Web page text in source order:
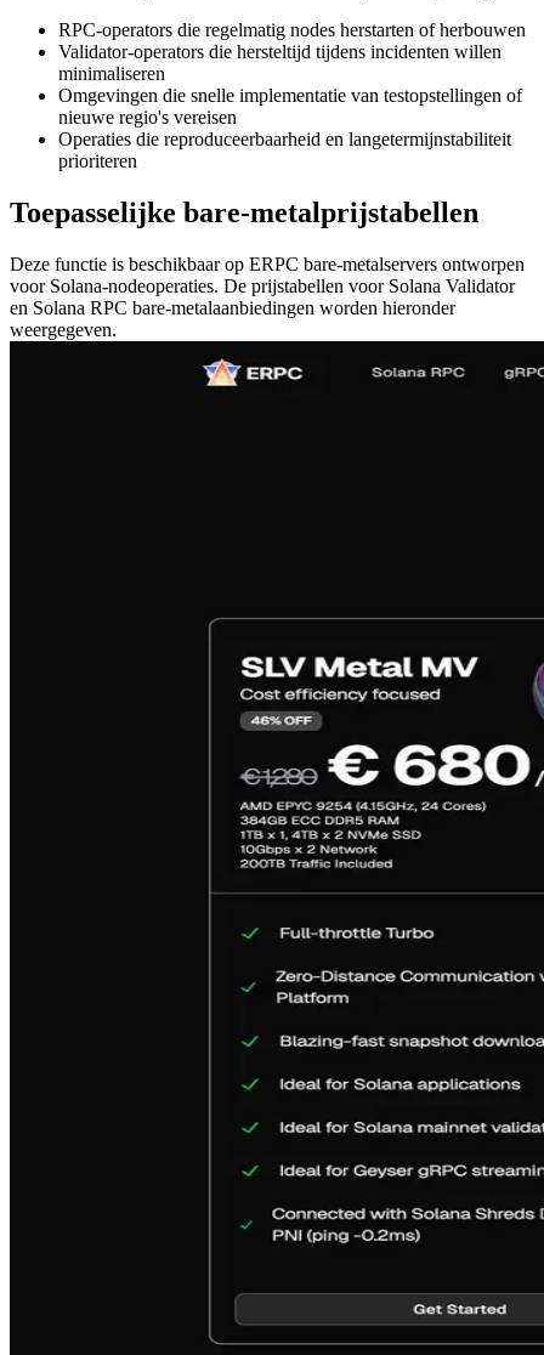
RPC-operators die regelmatig nodes herstarten of herbouwen
Validator-operators die hersteltijd tijdens incidenten willen
minimaliseren
Omgevingen die snelle implementatie van testopstellingen of
nieuwe regio's vereisen
Operaties die reproduceerbaarheid en langetermijnstabiliteit
prioriteren
Toepasselijke bare-metalprijstabellen
Deze functie is beschikbaar op ERPC bare-metalservers ontworpen
voor Solana-nodeoperaties. De prijstabellen voor Solana Validator
en Solana RPC bare-metalaanbiedingen worden hieronder
weergegeven.